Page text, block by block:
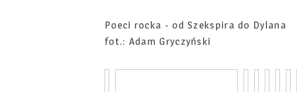
Poeci rocka - od Szekspira do Dylana
fot.: Adam Gryczyński